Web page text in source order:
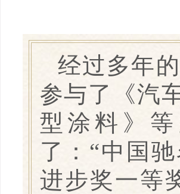
经过多年
参与了《汽
型涂料》等
了：“中国
进步奖一等